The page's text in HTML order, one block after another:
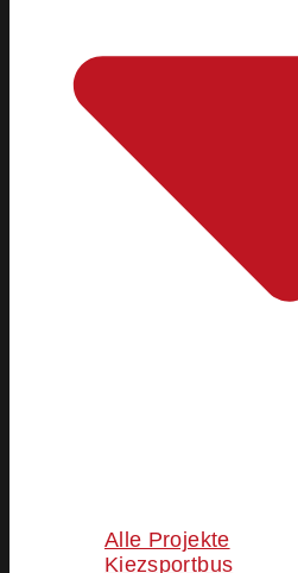
Alle Projekte
Kiezsportbus